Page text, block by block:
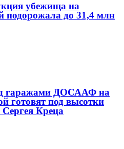
убежища на
подорожала до 31,4 млн
гаражами ДОСААФ на
готовят под высотки
Креца